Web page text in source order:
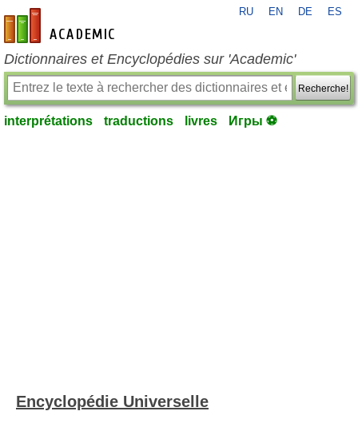
fr-academic.com
RU EN DE ES
Dictionnaires et Encyclopédies sur 'Academic'
Recherche!
interprétations traductions livres Игры ⚽
Encyclopédie Universelle